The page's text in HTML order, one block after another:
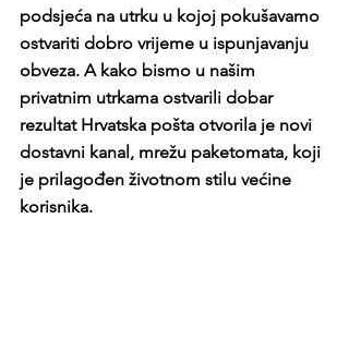
podsjeća na utrku u kojoj pokušavamo
ostvariti dobro vrijeme u ispunjavanju
obveza. A kako bismo u našim
privatnim utrkama ostvarili dobar
rezultat Hrvatska pošta otvorila je novi
dostavni kanal, mrežu paketomata, koji
je prilagođen životnom stilu većine
korisnika.